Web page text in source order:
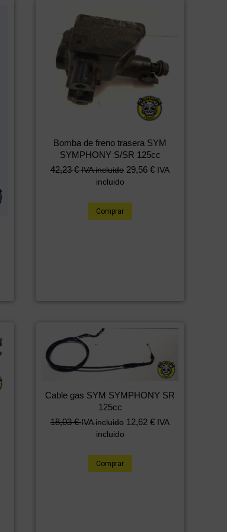
Bomba de freno trasera SYM
SYMPHONY S/SR 125cc
42,23€ IVA incluido 29,56 € IVA
incluido
Comprar
Cable gas SYM SYMPHONY SR
125cc
18,03€ IVA incluido 12,62 € IVA
incluido
Comprar